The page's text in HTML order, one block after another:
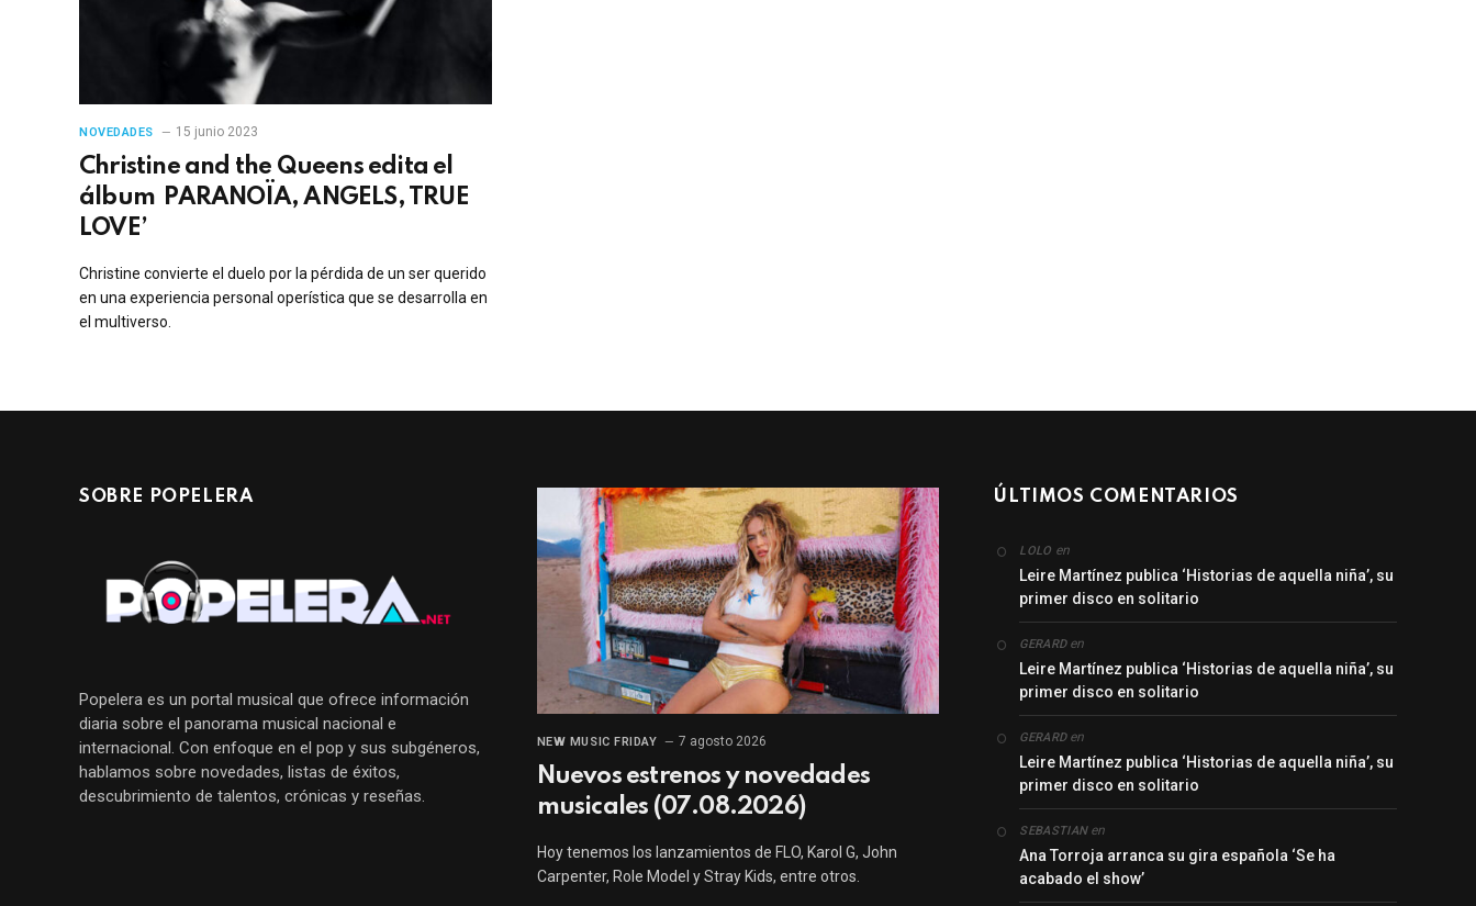
NOVEDADES 15 junio 2023
Christine and the Queens edita el
álbum PARANOÏA, ANGELS, TRUE
LOVE’
Christine convierte el duelo por la pérdida de un ser querido
en una experiencia personal operística que se desarrolla en
el multiverso.
SOBRE POPELERA
Popelera es un portal musical que ofrece información
diaria sobre el panorama musical nacional e
internacional. Con enfoque en el pop y sus subgéneros,
hablamos sobre novedades, listas de éxitos,
descubrimiento de talentos, crónicas y reseñas.
NEW MUSIC FRIDAY 7 agosto 2026
Nuevos estrenos y novedades
musicales (07.08.2026)
Hoy tenemos los lanzamientos de FLO, Karol G, John
Carpenter, Role Model y Stray Kids, entre otros.
ÚLTIMOS COMENTARIOS
LOLO en
Leire Martínez publica ‘Historias de aquella niña’, su
primer disco en solitario
GERARDen
Leire Martínez publica ‘Historias de aquella niña’, su
primer disco en solitario
GERARDen
Leire Martínez publica ‘Historias de aquella niña’, su
primer disco en solitario
SEBASTIANen
Ana Torroja arranca su gira española ‘Se ha
acabado el show’